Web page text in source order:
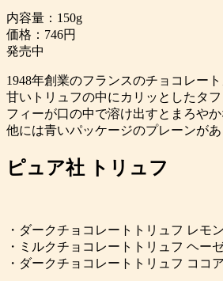
内容量：150g
価格：746円
発売中
1948年創業のフランスのチョコレー
甘いトリュフの中にカリッとしたタ
フィーが口の中で溶け出すとまろやか
他には青いパッケージのプレーンがあ
ピュア社 トリュフ
・ダークチョコレートトリュフ レモ
・ミルクチョコレートトリュフ ヘー
・ダークチョコレートトリュフ ココ